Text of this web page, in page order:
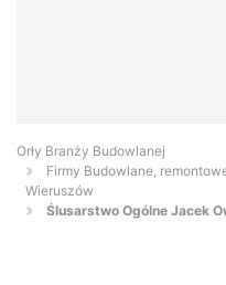
Orły Branży Budowlanej
Firmy Budowlane,
Wieruszów
Ślusarstwo Ogólne Jacek